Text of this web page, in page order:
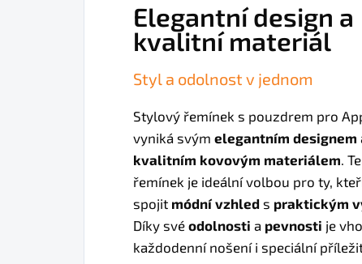
Elegantní design a
kvalitní materiál
Styl a odolnost v jednom
Stylový řemínek s pouzdrem pro
vyniká svým elegantním designem
kvalitním kovovým materiálem.
řemínek je ideální volbou pro ty,
spojit módní vzhled s praktickým
Díky své odolnosti a pevnosti je
každodenní nošení i speciální